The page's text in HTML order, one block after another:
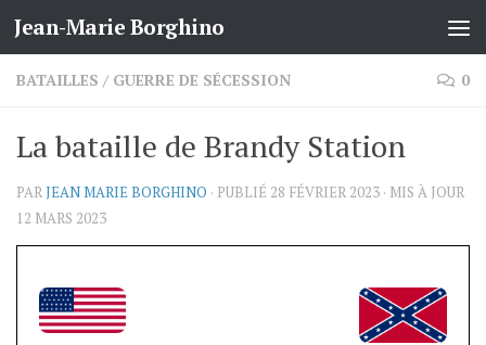
Skip to content
Jean-Marie Borghino
BATAILLES / GUERRE DE SÉCESSION 0
La bataille de Brandy Station
PARJEAN MARIE BORGHINO · PUBLIÉ 28 FÉVRIER 2023 · MIS À JOUR
12 MARS 2023